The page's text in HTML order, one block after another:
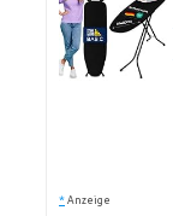
* Anzeige